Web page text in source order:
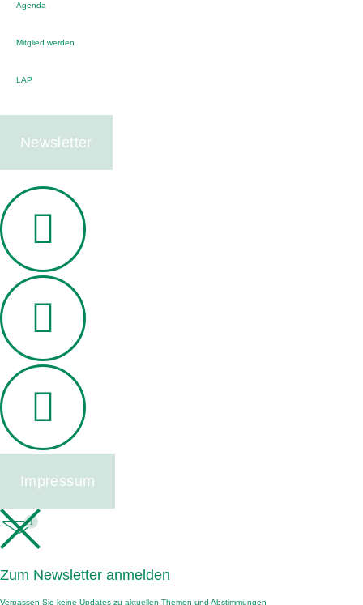
Agenda
Mitglied werden
LAP
Newsletter
Impressum
1
Zum Newsletter anmelden
Verpassen Sie keine Updates zu aktuellen Themen und Abstimmungen